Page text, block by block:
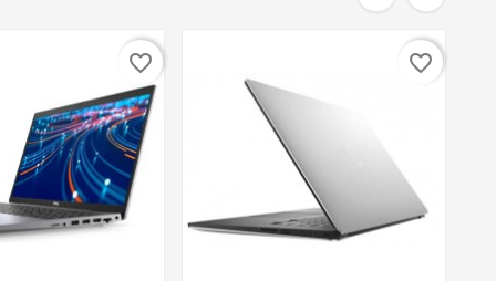
favorite_border favorite_border